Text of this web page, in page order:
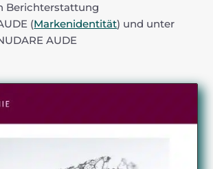
Berichterstattung
(Markenidentität) und unter
AUDE